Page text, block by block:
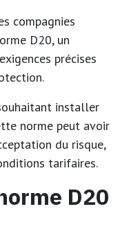
compagnies
D20, un
précises
installer
norme peut avoir
du risque,
tarifaires.
D20